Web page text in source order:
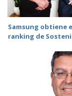
Samsung obtiene
ranking de